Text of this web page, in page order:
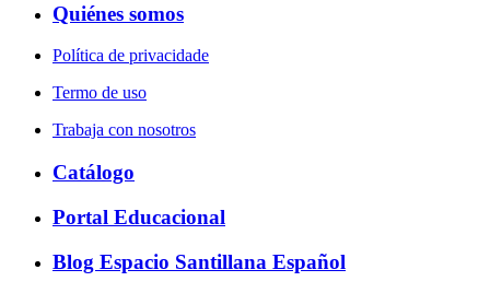
Quiénes somos
Política de privacidade
Termo de uso
Trabaja con nosotros
Catálogo
Portal Educacional
Blog Espacio Santillana Español